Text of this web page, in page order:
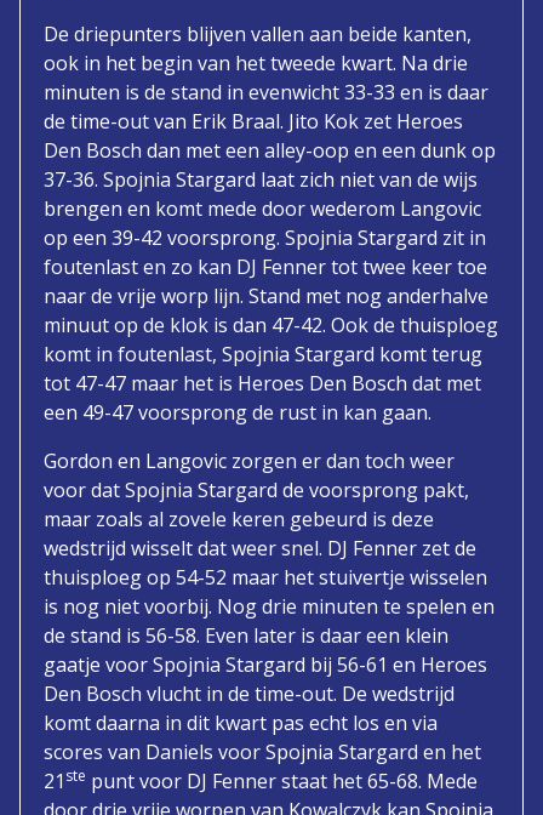
De driepunters blijven vallen aan beide kanten,
ook in het begin van het tweede kwart. Na drie
minuten is de stand in evenwicht 33-33 en is daar
de time-out van Erik Braal. Jito Kok zet Heroes
Den Bosch dan met een alley-oop en een dunk op
37-36. Spojnia Stargard laat zich niet van de wijs
brengen en komt mede door wederom Langovic
op een 39-42 voorsprong. Spojnia Stargard zit in
foutenlast en zo kan DJ Fenner tot twee keer toe
naar de vrije worp lijn. Stand met nog anderhalve
minuut op de klok is dan 47-42. Ook de thuisploeg
komt in foutenlast, Spojnia Stargard komt terug
tot 47-47 maar het is Heroes Den Bosch dat met
een 49-47 voorsprong de rust in kan gaan.
Gordon en Langovic zorgen er dan toch weer
voor dat Spojnia Stargard de voorsprong pakt,
maar zoals al zovele keren gebeurd is deze
wedstrijd wisselt dat weer snel. DJ Fenner zet de
thuisploeg op 54-52 maar het stuivertje wisselen
is nog niet voorbij. Nog drie minuten te spelen en
de stand is 56-58. Even later is daar een klein
gaatje voor Spojnia Stargard bij 56-61 en Heroes
Den Bosch vlucht in de time-out. De wedstrijd
komt daarna in dit kwart pas echt los en via
scores van Daniels voor Spojnia Stargard en het
21 ste punt voor DJ Fenner staat het 65-68. Mede